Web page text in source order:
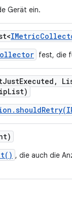
Gerät ein.
IMetric
fest, die
JustExecuted ,
List)
, die auch die